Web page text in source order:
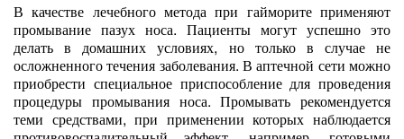
В качестве лечебного метода при гайморите применяют
промывание пазух носа. Пациенты могут успешно это
делать в домашних условиях, но только в случае не
осложненного течения заболевания. В аптечной сети можно
приобрести специальное приспособление для проведения
процедуры промывания носа. Промывать рекомендуется
теми средствами, при применении которых наблюдается